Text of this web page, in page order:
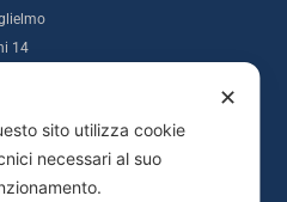
14
291
✕
sito utilizza cookie
necessari al suo